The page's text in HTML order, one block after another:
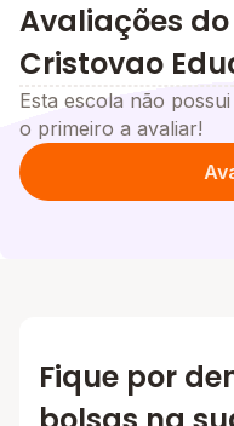
Avaliações
Cristovao
Esta escola não
o primeiro a avaliar!
Fique por